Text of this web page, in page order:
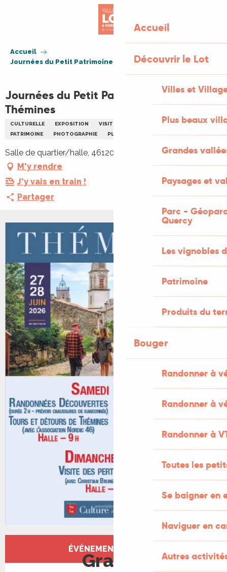
Accueil
Découvrir le Lot
Villes et
Plus beaux
Grandes
Paysages et
Parc -
Quercy
Les vignobles
Patrimoine
Produits du
Bouger
Randonner à
Randonner à
Randonner à
Toutes les
Se baigner en
Naviguer en
Autres
Accueil
Journées du Petit Patrimoine de Pays à Thémines
Journées du Petit Patrimoine de Pays à
Thémines
CULTURELLE EXPOSITION VISITE
ARTS
PATRIMOINE
PHOTOGRAPHIE PLEIN AIR RANDONNÉE
Salle de quartier/halle, 46120 Thémines
M'y rendre
J'y vais en train !
Partager
Ouverture et coordonnées
ÉVÉNEMENT TERMINÉ
Gratuit